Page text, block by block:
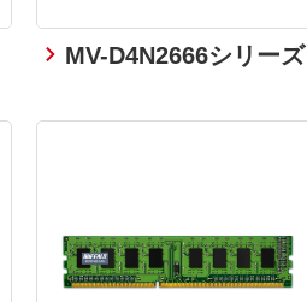
MV-D4N2666シリーズ